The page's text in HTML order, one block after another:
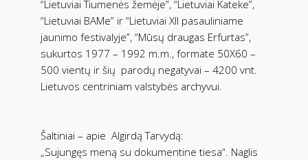
“Lietuviai Tiumenės žemėje”, “Lietuviai Kateke”,
“Lietuviai BAMe” ir “Lietuviai XII pasauliniame
jaunimo festivalyje”, “Mūsų draugas Erfurtas”,
sukurtos 1977 – 1992 m.m., formate 50X60 –
500 vientų ir šių parodų negatyvai – 4200 vnt.
Lietuvos centriniam valstybės archyvui.
Šaltiniai – apie Algirdą Tarvydą:
„Sujungęs meną su dokumentine tiesa“. Naglis